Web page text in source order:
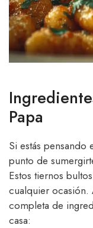
Papa
Si estás pensando
punto de
Estos tiernos
cualquier ocasión.
completa de
casa: